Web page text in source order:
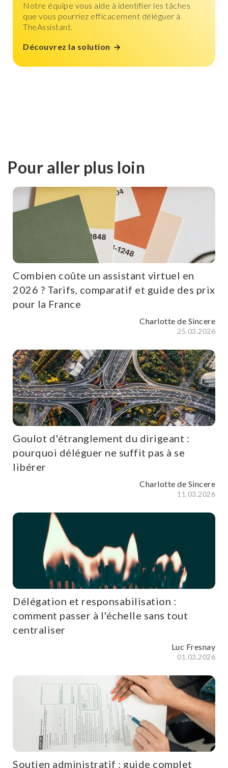
Notre équipe vous aide à identifier les tâches
que vous pourriez efficacement déléguer à
TheAssistant.
Découvrez la solution
Pour aller plus loin
Combien coûte un assistant virtuel en
2026 ? Tarifs, comparatif et guide des prix
pour la France
Charlotte de Sincere
25.03.2026
Goulot d'étranglement du dirigeant :
pourquoi déléguer ne suffit pas à se
libérer
Charlotte de Sincere
11.03.2026
Délégation et responsabilisation :
comment passer à l'échelle sans tout
centraliser
Luc Fresnay
01.03.2026
Soutien administratif : guide complet